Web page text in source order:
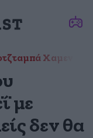
Χαμενεΐ
με
δεν θα